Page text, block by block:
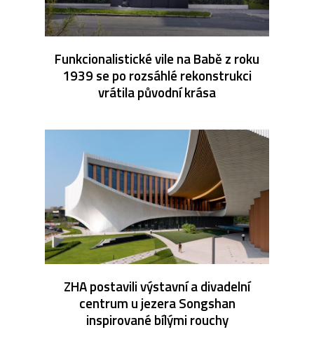
Funkcionalistické vile na Babě z roku
1939 se po rozsáhlé rekonstrukci
vrátila původní krása
ZHA postavili výstavní a divadelní
centrum u jezera Songshan
inspirované bílými rouchy